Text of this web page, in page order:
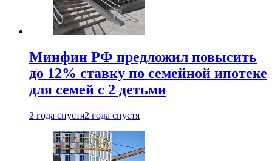
Минфин РФ предложил повысить
до 12% ставку по семейной ипотеке
для семей с 2 детьми
2 года спустя2 года спустя